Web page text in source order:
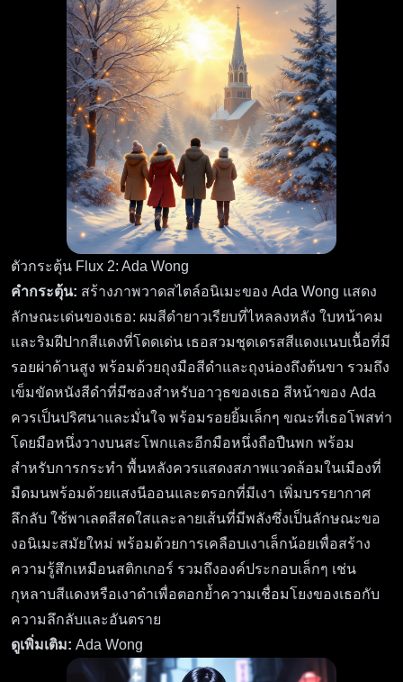
ตัวกระตุ้น Flux 2: Ada Wong
คำกระตุ้น: สร้างภาพวาดสไตล์อนิเมะของ Ada Wong แสดง
ลักษณะเด่นของเธอ: ผมสีดำยาวเรียบที่ไหลลงหลัง ใบหน้าคม
และริมฝีปากสีแดงที่โดดเด่น เธอสวมชุดเดรสสีแดงแนบเนื้อที่มี
รอยผ่าด้านสูง พร้อมด้วยถุงมือสีดำและถุงน่องถึงต้นขา รวมถึง
เข็มขัดหนังสีดำที่มีซองสำหรับอาวุธของเธอ สีหน้าของ Ada
ควรเป็นปริศนาและมั่นใจ พร้อมรอยยิ้มเล็กๆ ขณะที่เธอโพสท่า
โดยมือหนึ่งวางบนสะโพกและอีกมือหนึ่งถือปืนพก พร้อม
สำหรับการกระทำ พื้นหลังควรแสดงสภาพแวดล้อมในเมืองที่
มืดมนพร้อมด้วยแสงนีออนและตรอกที่มีเงา เพิ่มบรรยากาศ
ลึกลับ ใช้พาเลตสีสดใสและลายเส้นที่มีพลังซึ่งเป็นลักษณะขอ
งอนิเมะสมัยใหม่ พร้อมด้วยการเคลือบเงาเล็กน้อยเพื่อสร้าง
ความรู้สึกเหมือนสติกเกอร์ รวมถึงองค์ประกอบเล็กๆ เช่น
กุหลาบสีแดงหรือเงาดำเพื่อตอกย้ำความเชื่อมโยงของเธอกับ
ความลึกลับและอันตราย
ดูเพิ่มเติม: Ada Wong